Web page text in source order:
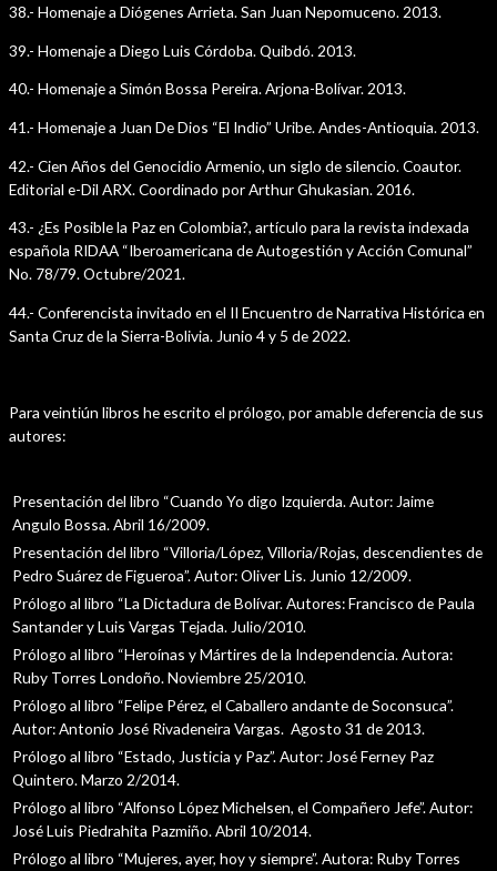
38.- Homenaje a Diógenes Arrieta. San Juan Nepomuceno. 2013.
39.- Homenaje a Diego Luis Córdoba. Quibdó. 2013.
40.- Homenaje a Simón Bossa Pereira. Arjona-Bolívar. 2013.
41.- Homenaje a Juan De Dios “El Indio” Uribe. Andes-Antioquia. 2013.
42.- Cien Años del Genocidio Armenio, un siglo de silencio. Coautor.
Editorial e-Dil ARX. Coordinado por Arthur Ghukasian. 2016.
43.- ¿Es Posible la Paz en Colombia?, artículo para la revista indexada
española RIDAA “Iberoamericana de Autogestión y Acción Comunal”
No. 78/79. Octubre/2021.
44.- Conferencista invitado en el II Encuentro de Narrativa Histórica en
Santa Cruz de la Sierra-Bolivia. Junio 4 y 5 de 2022.
Para veintiún libros he escrito el prólogo, por amable deferencia de sus
autores:
Presentación del libro “Cuando Yo digo Izquierda. Autor: Jaime
Angulo Bossa. Abril 16/2009.
Presentación del libro “Villoria/López, Villoria/Rojas, descendientes de
Pedro Suárez de Figueroa”. Autor: Oliver Lis. Junio 12/2009.
Prólogo al libro “La Dictadura de Bolívar. Autores: Francisco de Paula
Santander y Luis Vargas Tejada. Julio/2010.
Prólogo al libro “Heroínas y Mártires de la Independencia. Autora:
Ruby Torres Londoño. Noviembre 25/2010.
Prólogo al libro “Felipe Pérez, el Caballero andante de Soconsuca”.
Autor: Antonio José Rivadeneira Vargas. Agosto 31 de 2013.
Prólogo al libro “Estado, Justicia y Paz”. Autor: José Ferney Paz
Quintero. Marzo 2/2014.
Prólogo al libro “Alfonso López Michelsen, el Compañero Jefe”. Autor:
José Luis Piedrahita Pazmiño. Abril 10/2014.
Prólogo al libro “Mujeres, ayer, hoy y siempre”. Autora: Ruby Torres